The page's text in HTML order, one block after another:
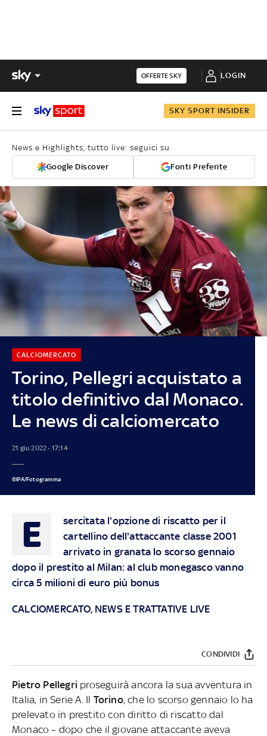
OFFERTE SKY LOGIN
SKY SPORT INSIDER
News e Highlights, tutto live: seguici su
Google Discover Fonti Preferite
Torino, Pellegri acquistato a
titolo definitivo dal Monaco.
Le news di calciomercato
CALCIOMERCATO
21 giu 2022 - 17:14
©IPA/Fotogramma
E
sercitata l'opzione di riscatto per il
cartellino dell'attaccante classe 2001
arrivato in granata lo scorso gennaio
dopo il prestito al Milan: al club monegasco vanno
circa 5 milioni di euro più bonus
CALCIOMERCATO, NEWS E TRATTATIVE LIVE
CONDIVIDI
Pietro Pellegri proseguirà ancora la sua avventura in
Italia, in Serie A. Il Torino, che lo scorso gennaio lo ha
prelevato in prestito con diritto di riscatto dal
Monaco – dopo che il giovane attaccante aveva